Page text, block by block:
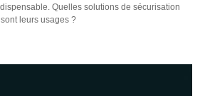
Quelles solutions de sécurisation
leurs usages ?